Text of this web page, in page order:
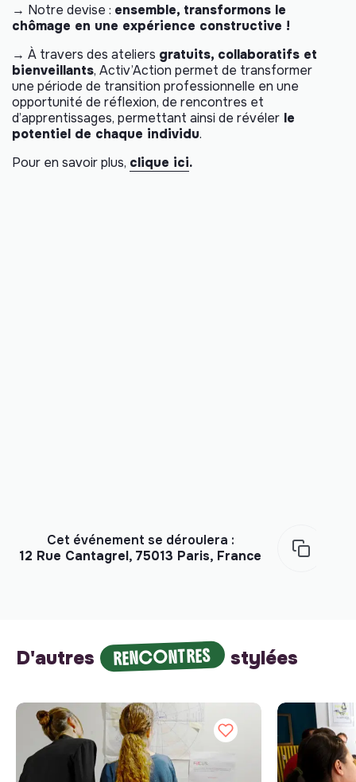
→ Notre devise : ensemble, transformons le
chômage en une expérience constructive !
→ À travers des ateliers gratuits, collaboratifs et
bienveillants, Activ’Action permet de transformer
une période de transition professionnelle en une
opportunité de réflexion, de rencontres et
d’apprentissages, permettant ainsi de révéler le
potentiel de chaque individu.
Pour en savoir plus, clique ici.
Cet événement se déroulera :
12 Rue Cantagrel, 75013 Paris, France
D'autres RENCONTRES stylées